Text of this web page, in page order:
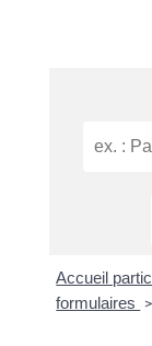
Accueil
formulaires
>